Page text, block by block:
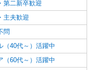
第二新卒歓迎
主夫歓迎
問
（40代～）活躍中
（60代～）活躍中